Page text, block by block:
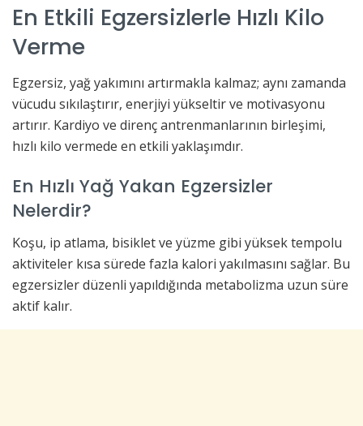
En Etkili Egzersizlerle Hızlı Kilo
Verme
Egzersiz, yağ yakımını artırmakla kalmaz; aynı zamanda
vücudu sıkılaştırır, enerjiyi yükseltir ve motivasyonu
artırır. Kardiyo ve direnç antrenmanlarının birleşimi,
hızlı kilo vermede en etkili yaklaşımdır.
En Hızlı Yağ Yakan Egzersizler
Nelerdir?
Koşu, ip atlama, bisiklet ve yüzme gibi yüksek tempolu
aktiviteler kısa sürede fazla kalori yakılmasını sağlar. Bu
egzersizler düzenli yapıldığında metabolizma uzun süre
aktif kalır.